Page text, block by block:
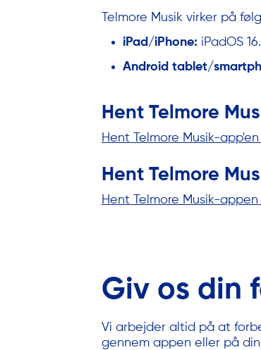
Telmore Musik virker på
iPad/iPhone: iPadOS
Android tablet/
Hent Telmore
Hent Telmore Musik-
Hent Telmore
Hent Telmore Musik-
Giv os din
Vi arbejder altid på at
gennem appen eller på